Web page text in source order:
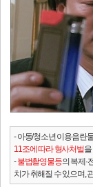
- 아동/청소년 이용음란
11조에 따라 형사처벌
-불법촬영물등의 복제·
치가 취해질 수 있으며,